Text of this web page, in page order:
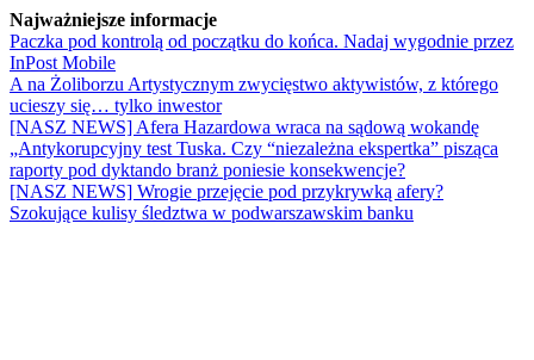
Najważniejsze informacje
Paczka pod kontrolą od początku do końca. Nadaj wygodnie przez
InPost Mobile
A na Żoliborzu Artystycznym zwycięstwo aktywistów, z którego
ucieszy się… tylko inwestor
[NASZ NEWS] Afera Hazardowa wraca na sądową wokandę
„Antykorupcyjny test Tuska. Czy “niezależna ekspertka” pisząca
raporty pod dyktando branż poniesie konsekwencje?
[NASZ NEWS] Wrogie przejęcie pod przykrywką afery?
Szokujące kulisy śledztwa w podwarszawskim banku